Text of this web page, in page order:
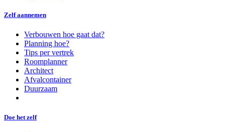
Zelf aannemen
Verbouwen hoe gaat dat?
Planning hoe?
Tips per vertrek
Roomplanner
Architect
Afvalcontainer
Duurzaam
Doe het zelf